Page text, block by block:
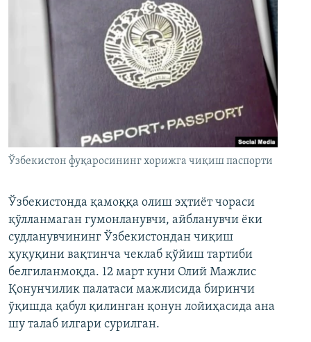
Ўзбекистон фуқаросининг хорижга чиқиш паспорти
Ўзбекистонда қамоққа олиш эҳтиёт чораси
қўлланмаган гумонланувчи, айбланувчи ёки
судланувчининг Ўзбекистондан чиқиш
ҳуқуқини вақтинча чеклаб қўйиш тартиби
белгиланмоқда. 12 март куни Олий Мажлис
Қонунчилик палатаси мажлисида биринчи
ўқишда қабул қилинган қонун лойиҳасида ана
шу талаб илгари сурилган.